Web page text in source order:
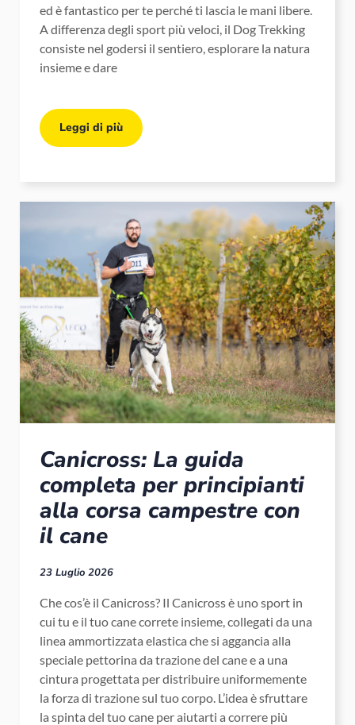
ed è fantastico per te perché ti lascia le mani libere.
A differenza degli sport più veloci, il Dog Trekking
consiste nel godersi il sentiero, esplorare la natura
insieme e dare
Leggi di più
Canicross: La guida
completa per principianti
alla corsa campestre con
il cane
23 Luglio 2026
Che cos’è il Canicross? Il Canicross è uno sport in
cui tu e il tuo cane correte insieme, collegati da una
linea ammortizzata elastica che si aggancia alla
speciale pettorina da trazione del cane e a una
cintura progettata per distribuire uniformemente
la forza di trazione sul tuo corpo. L’idea è sfruttare
la spinta del tuo cane per aiutarti a correre più